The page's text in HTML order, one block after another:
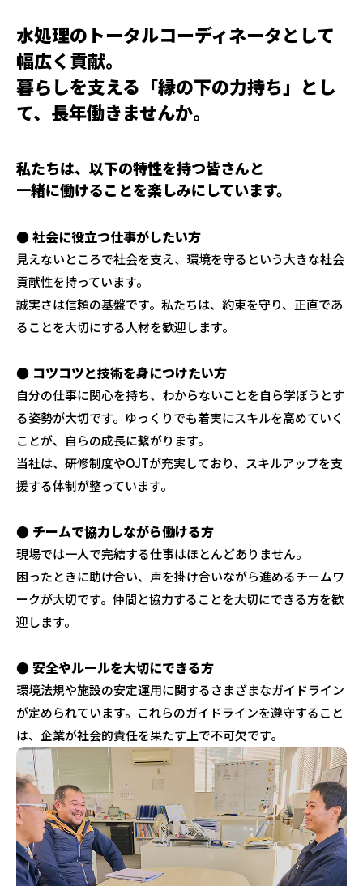
水処理のトータルコーディネータとして
幅広く貢献。
暮らしを支える「縁の下の力持ち」とし
て、長年働きませんか。
私たちは、以下の特性を持つ皆さんと
一緒に働けることを楽しみにしています。
● 社会に役立つ仕事がしたい方
見えないところで社会を支え、環境を守るという大きな社会
貢献性を持っています。
誠実さは信頼の基盤です。私たちは、約束を守り、正直であ
ることを大切にする人材を歓迎します。
● コツコツと技術を身につけたい方
自分の仕事に関心を持ち、わからないことを自ら学ぼうとす
る姿勢が大切です。ゆっくりでも着実にスキルを高めていく
ことが、自らの成長に繋がります。
当社は、研修制度やOJTが充実しており、スキルアップを支
援する体制が整っています。
● チームで協力しながら働ける方
現場では一人で完結する仕事はほとんどありません。
困ったときに助け合い、声を掛け合いながら進めるチームワ
ークが大切です。仲間と協力することを大切にできる方を歓
迎します。
● 安全やルールを大切にできる方
環境法規や施設の安定運用に関するさまざまなガイドライン
が定められています。これらのガイドラインを遵守すること
は、企業が社会的責任を果たす上で不可欠です。